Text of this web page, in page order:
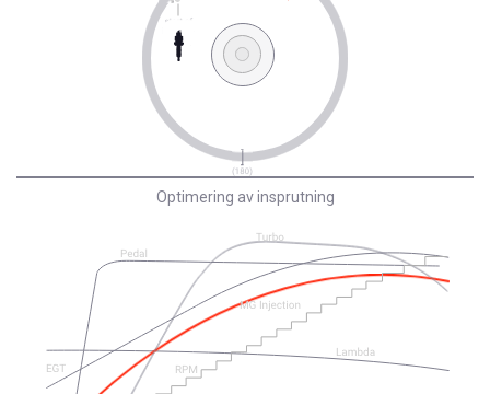
Optimering av insprutning